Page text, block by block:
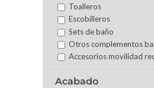
Toalleros
Escobilleros
Sets de baño
Otros complementos
Accesorios movilidad
Acabado